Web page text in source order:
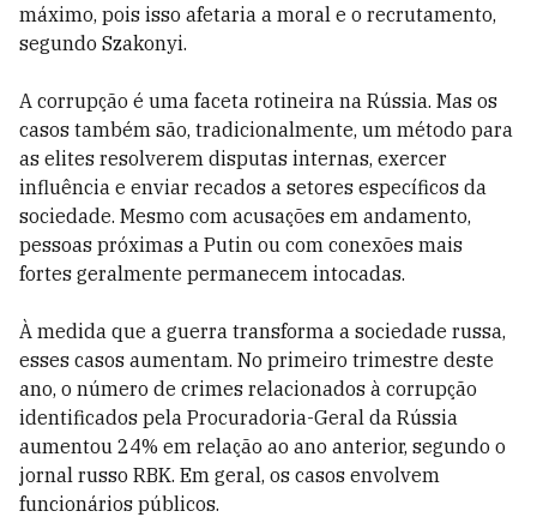
máximo, pois isso afetaria a moral e o recrutamento,
segundo Szakonyi.
A corrupção é uma faceta rotineira na Rússia. Mas os
casos também são, tradicionalmente, um método para
as elites resolverem disputas internas, exercer
influência e enviar recados a setores específicos da
sociedade. Mesmo com acusações em andamento,
pessoas próximas a Putin ou com conexões mais
fortes geralmente permanecem intocadas.
À medida que a guerra transforma a sociedade russa,
esses casos aumentam. No primeiro trimestre deste
ano, o número de crimes relacionados à corrupção
identificados pela Procuradoria-Geral da Rússia
aumentou 24% em relação ao ano anterior, segundo o
jornal russo RBK. Em geral, os casos envolvem
funcionários públicos.